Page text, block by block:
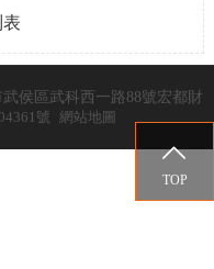
侯區武科西一路88號宏都財
號 網站地圖

TOP